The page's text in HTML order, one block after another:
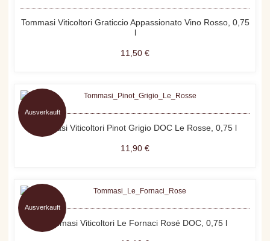
Tommasi Viticoltori Graticcio Appassionato Vino Rosso, 0,75
l
11,50 €
Ausverkauft
Tommasi Viticoltori Pinot Grigio DOC Le Rosse, 0,75 l
11,90 €
Ausverkauft
Tommasi Viticoltori Le Fornaci Rosé DOC, 0,75 l